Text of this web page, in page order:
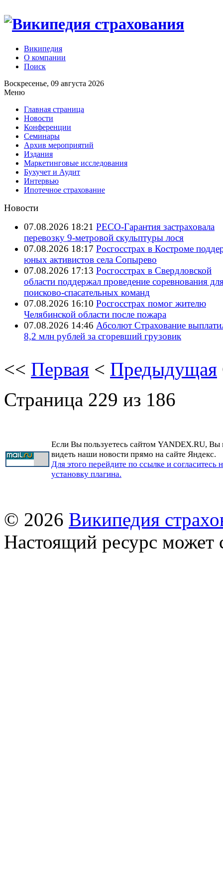
Википедия
О компании
Поиск
Воскресенье, 09 августа 2026
Меню
Главная страница
Новости
Конференции
Семинары
Архив мероприятий
Издания
Маркетинговые исследования
Бухучет и Аудит
Интервью
Ипотечное страхование
Новости
07.08.2026 18:21 РЕСО-Гарантия застраховала
перевозку 9-метровой скульптуры лося
07.08.2026 18:17 Росгосстрах в Костроме
юных активистов села Сопырево
07.08.2026 17:13 Росгосстрах в Свердловской
области поддержал проведение соревнования
поисково‑спасательных команд
07.08.2026 16:10 Росгосстрах помог жителю
Челябинской области после пожара
07.08.2026 14:46 Абсолют Страхование
8,2 млн рублей за сгоревший грузовик
<< Первая < Предыдущая
Страница 229 из 186
Если Вы пользуетесь сайтом YANDEX.RU, Вы
видеть наши новости прямо на сайте Яндекс.
Для этого перейдите по ссылке и согласитесь
установку плагина.
© 2026 Википедия
Настоящий ресурс может